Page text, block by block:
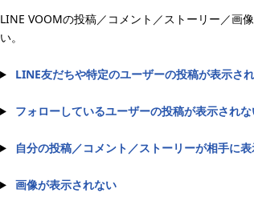
LINE VOOMの投稿／コメント／ストーリー／画
い。
LINE友だちや特定のユーザーの投稿が表示さ
フォローしているユーザーの投稿が表示され
自分の投稿／コメント／ストーリーが相手に
画像が表示されない